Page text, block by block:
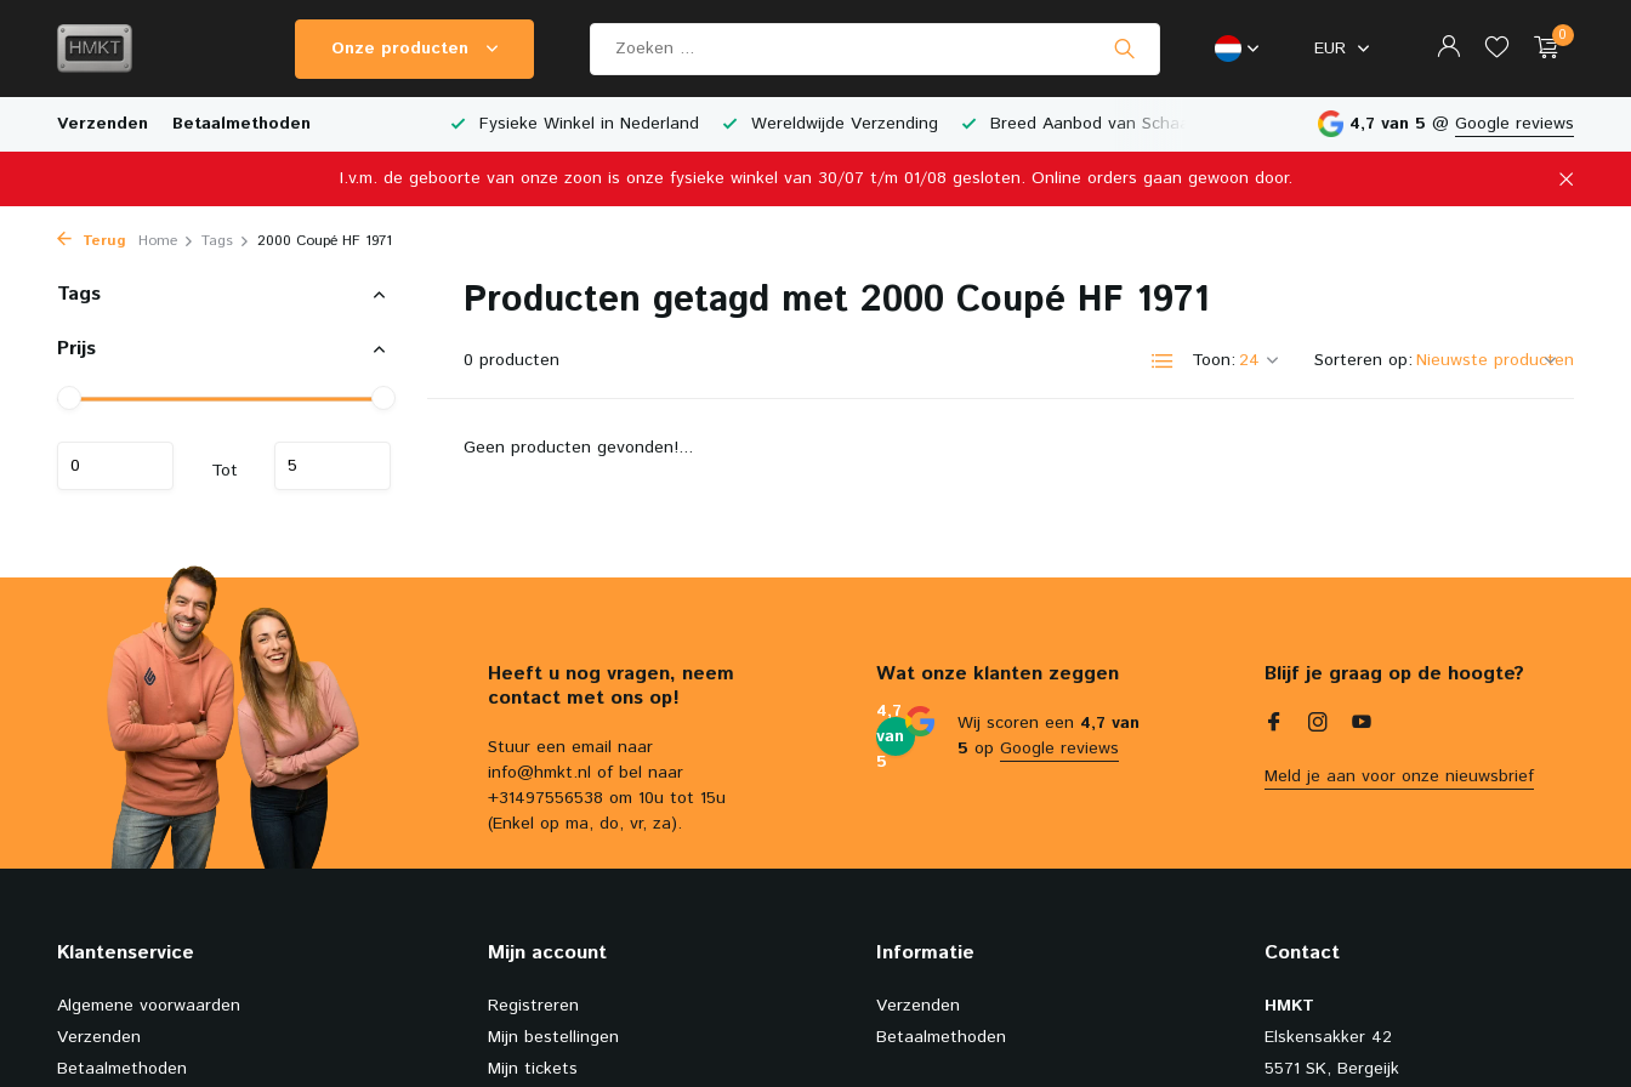
Onze producten EUR
0
Verzenden Betaalmethoden
Verzending Breed Aanbod van Schaalmodellen Fysieke Winkel in Nederland Wereldwijde Verzending Breed Aanbod van Schaalmodellen Fysieke Winkel in Nederland
4,7 van 5 @ Google reviews
I.v.m. de geboorte van onze zoon is onze fysieke winkel van 30/07 t/m 01/08 gesloten. Online orders gaan gewoon door.
Terug Home Tags 2000 Coupé HF 1971
Tags
Prijs
Tot
Producten getagd met 2000 Coupé HF 1971
0 producten Toon: Sorteren op:
Geen producten gevonden!...
Heeft u nog vragen, neem
contact met ons op!
Stuur een email naar
info@hmkt.nl of bel naar
+31497556538 om 10u tot 15u
(Enkel op ma, do, vr, za).
Wat onze klanten zeggen
4,7
van
5
Wij scoren een 4,7 van
5 op Google reviews
Blijf je graag op de hoogte?
Meld je aan voor onze nieuwsbrief
Klantenservice
Algemene voorwaarden
Verzenden
Betaalmethoden
Mijn account
Registreren
Mijn bestellingen
Mijn tickets
Informatie
Verzenden
Betaalmethoden
Contact
HMKT
Elskensakker 42
5571 SK, Bergeijk